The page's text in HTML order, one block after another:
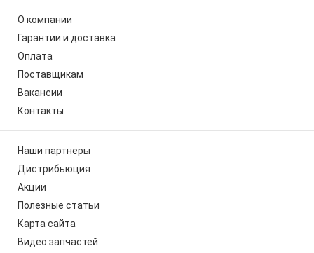
О компании
Гарантии и доставка
Оплата
Поставщикам
Вакансии
Контакты
Наши партнеры
Дистрибьюция
Акции
Полезные статьи
Карта сайта
Видео запчастей